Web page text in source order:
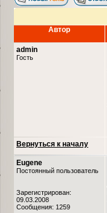
Автор
admin
Гость
Вернуться к началу
Eugene
Постоянный пользователь
Зарегистрирован:
09.03.2008
Сообщения: 1259